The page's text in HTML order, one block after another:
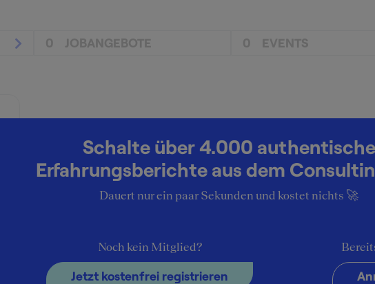
0 JOBANGEBOTE 0 EVENTS
Schalte über 4.000 authentische
Erfahrungsberichte aus dem
Dauert nur ein paar Sekunden und kostet nichts 🚀
Noch kein Mitglied?
Jetzt kostenfrei registrieren